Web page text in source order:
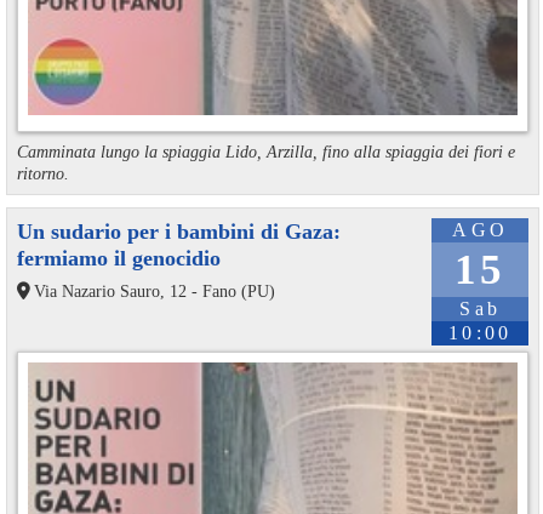
Camminata lungo la spiaggia Lido, Arzilla, fino alla spiaggia dei fiori e
ritorno.
AGO
15
Sab
10:00
Un sudario per i bambini di Gaza:
fermiamo il genocidio
Via Nazario Sauro, 12 - Fano (PU)